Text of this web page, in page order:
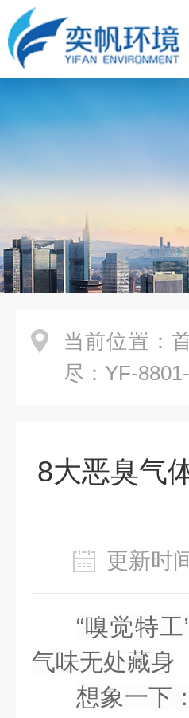
当前位置：
尽：YF-
8大恶臭气
更新
“嗅觉特
气味无处藏身
想象一下：